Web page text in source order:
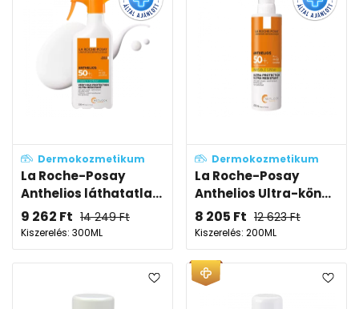
Dermokozmetikum
La Roche-Posay
Anthelios láthatatla...
9 262 Ft 14 249Ft
Kiszerelés: 300ML
Dermokozmetikum
La Roche-Posay
Anthelios Ultra-kön...
8 205 Ft 12 623Ft
Kiszerelés: 200ML